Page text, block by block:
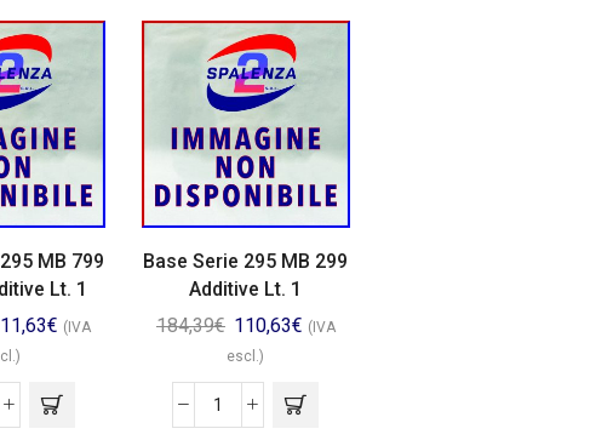
MB 799
Lt. 1
€ (IVA
Base Serie 295 MB 299
Additive Lt. 1
184,39€ 110,63€ (IVA
escl.)